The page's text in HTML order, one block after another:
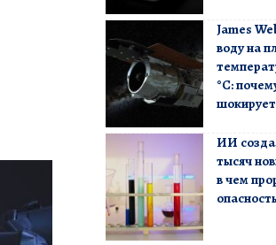
James
воду на
°C:
ИИ
тысяч
в чем
опасность